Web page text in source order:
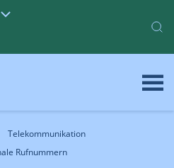
Telekommunikation
Rufnummern